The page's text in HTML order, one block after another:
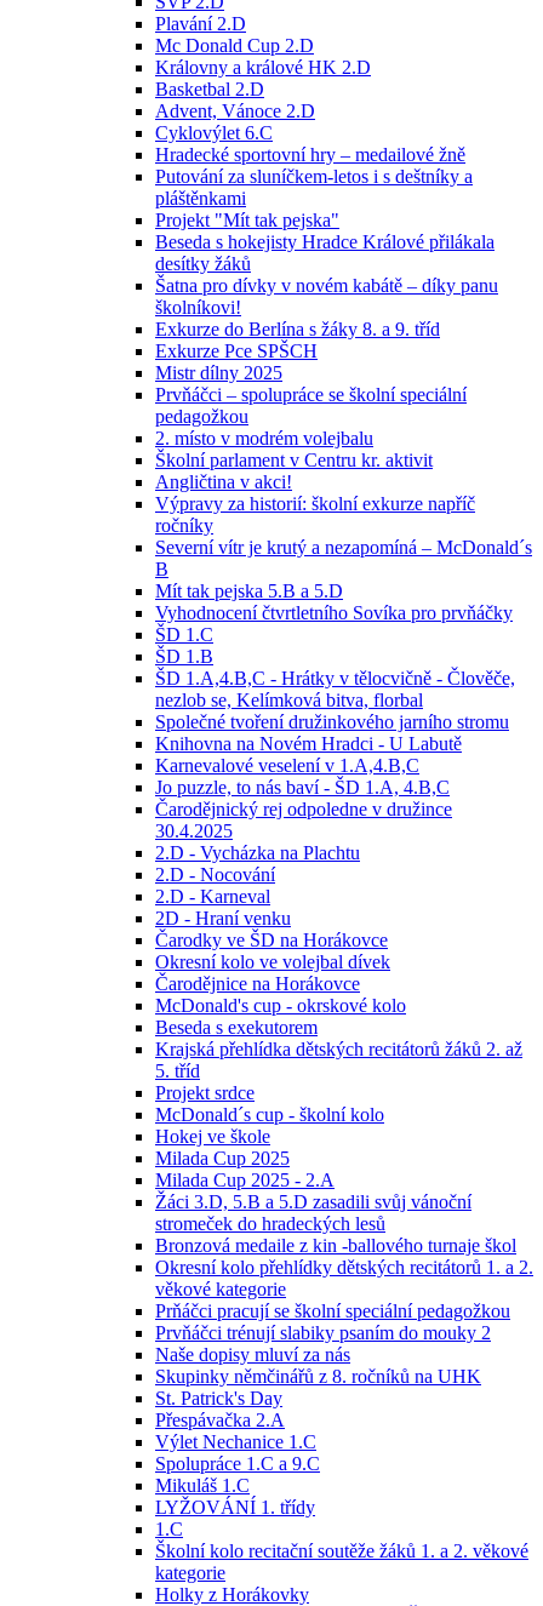
Plavání 2.D
Mc Donald Cup 2.D
Královny a králové HK 2.D
Basketbal 2.D
Advent, Vánoce 2.D
Cyklovýlet 6.C
Hradecké sportovní hry – medailové žně
Putování za sluníčkem-letos i s deštníky a
pláštěnkami
Projekt "Mít tak pejska"
Beseda s hokejisty Hradce Králové přilákala
desítky žáků
Šatna pro dívky v novém kabátě – díky panu
školníkovi!
Exkurze do Berlína s žáky 8. a 9. tříd
Exkurze Pce SPŠCH
Mistr dílny 2025
Prvňáčci – spolupráce se školní speciální
pedagožkou
2. místo v modrém volejbalu
Školní parlament v Centru kr. aktivit
Angličtina v akci!
Výpravy za historií: školní exkurze napříč
ročníky
Severní vítr je krutý a nezapomíná – McDonald´s
B
Mít tak pejska 5.B a 5.D
Vyhodnocení čtvrtletního Sovíka pro prvňáčky
ŠD 1.C
ŠD 1.B
ŠD 1.A,4.B,C - Hrátky v tělocvičně - Člověče,
nezlob se, Kelímková bitva, florbal
Společné tvoření družinkového jarního stromu
Knihovna na Novém Hradci - U Labutě
Karnevalové veselení v 1.A,4.B,C
Jo puzzle, to nás baví - ŠD 1.A, 4.B,C
Čarodějnický rej odpoledne v družince
30.4.2025
2.D - Vycházka na Plachtu
2.D - Nocování
2.D - Karneval
2D - Hraní venku
Čarodky ve ŠD na Horákovce
Okresní kolo ve volejbal dívek
Čarodějnice na Horákovce
McDonald's cup - okrskové kolo
Beseda s exekutorem
Krajská přehlídka dětských recitátorů žáků 2. až
5. tříd
Projekt srdce
McDonald´s cup - školní kolo
Hokej ve škole
Milada Cup 2025
Milada Cup 2025 - 2.A
Žáci 3.D, 5.B a 5.D zasadili svůj vánoční
stromeček do hradeckých lesů
Bronzová medaile z kin -ballového turnaje škol
Okresní kolo přehlídky dětských recitátorů 1. a 2.
věkové kategorie
Prňáčci pracují se školní speciální pedagožkou
Prvňáčci trénují slabiky psaním do mouky 2
Naše dopisy mluví za nás
Skupinky němčinářů z 8. ročníků na UHK
St. Patrick's Day
Přespávačka 2.A
Výlet Nechanice 1.C
Spolupráce 1.C a 9.C
Mikuláš 1.C
LYŽOVÁNÍ 1. třídy
1.C
Školní kolo recitační soutěže žáků 1. a 2. věkové
kategorie
Holky z Horákovky